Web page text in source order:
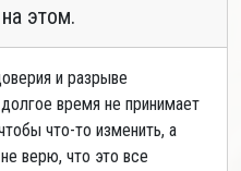
этом.
и разрыве
время не принимает
что-то изменить, а
верю, что это все